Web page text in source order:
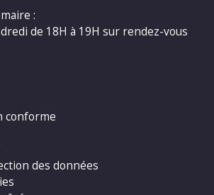
:
de 18H à 19H sur rendez-vous
conforme
des données